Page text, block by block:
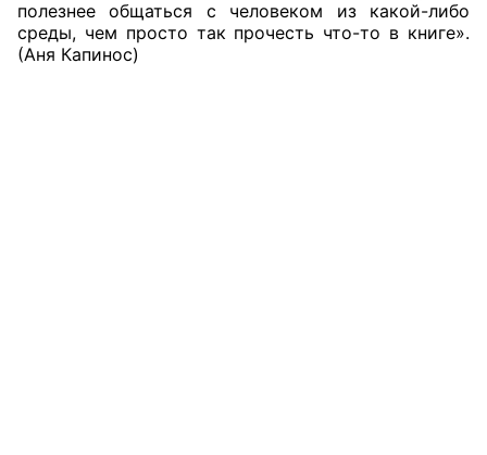
Рекомендации
полезнее общаться с человеком из какой-либо
среды, чем просто так прочесть что-то в книге».
(Аня Капинос)